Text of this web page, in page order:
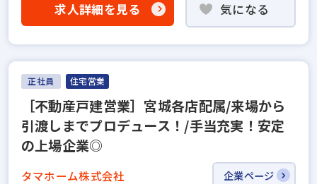
求人詳細を見る 気になる
正社員 住宅営業
［不動産戸建営業］宮城各店配属/来場から
引渡しまでプロデュース！/手当充実！安定
の上場企業◎
タマホーム株式会社 企業ページ